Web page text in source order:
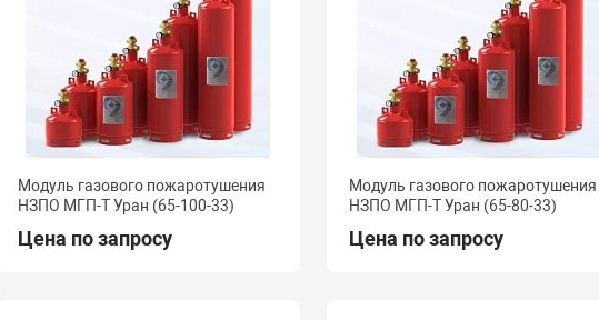
Модуль газового пожаротушения
НЗПО МГП-Т Уран (65-100-33)
Цена по запросу
Модуль газового пожаротушения
НЗПО МГП-Т Уран (65-80-33)
Цена по запросу